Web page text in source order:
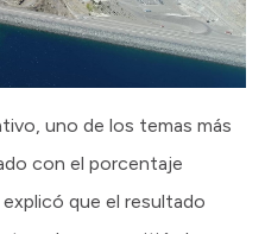
uno de los temas más
con el porcentaje
que el resultado